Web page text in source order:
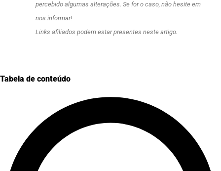
percebido algumas alterações. Se for o caso, não hesite em
nos informar!
Links afiliados podem estar presentes neste artigo.
Tabela de conteúdo